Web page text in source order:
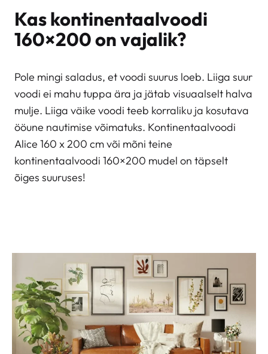
Kas kontinentaalvoodi
160×200 on vajalik?
Pole mingi saladus, et voodi suurus loeb. Liiga suur
voodi ei mahu tuppa ära ja jätab visuaalselt halva
mulje. Liiga väike voodi teeb korraliku ja kosutava
ööune nautimise võimatuks. Kontinentaalvoodi
Alice 160 x 200 cm või mõni teine
kontinentaalvoodi 160×200 mudel on täpselt
õiges suuruses!